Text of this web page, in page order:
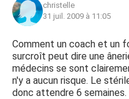
christelle
31 juil. 2009 à 11:05
Comment un coach et un
surcroît peut dire une
médecins se sont
n'y a aucun risque. Le
donc attendre 6